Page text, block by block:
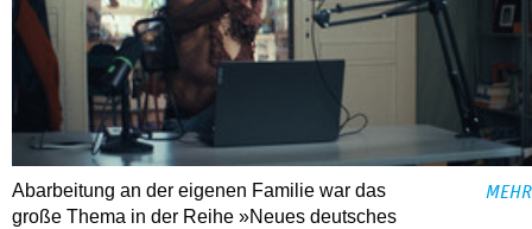
Abarbeitung an der eigenen Familie war das
große Thema in der Reihe »Neues deutsches
MEHR